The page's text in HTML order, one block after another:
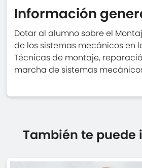
Información
Dotar al alumno sobre el
de los sistemas mecánicos en
Técnicas de montaje,
marcha de sistemas
También te puede